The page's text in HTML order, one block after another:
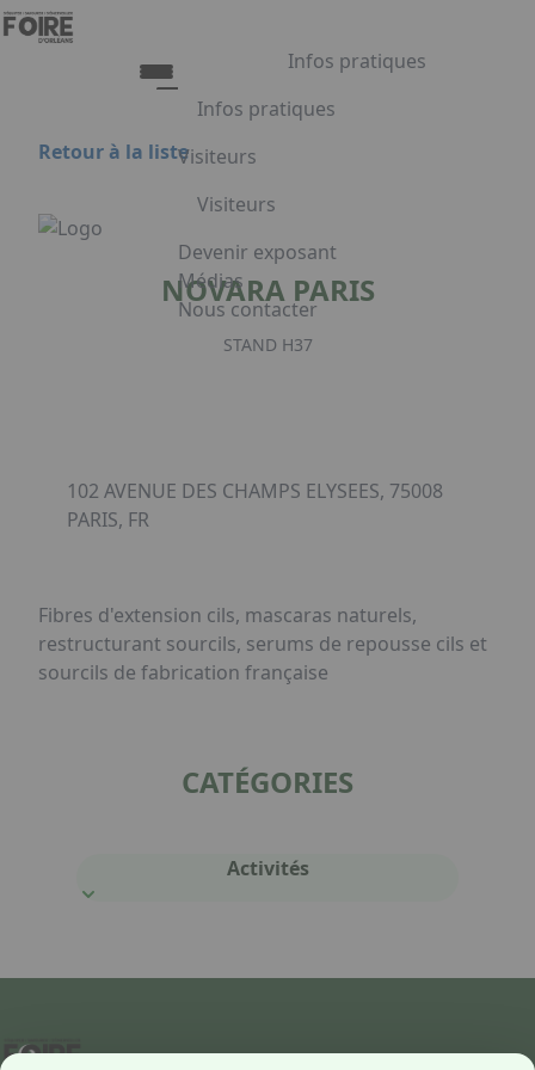
Aller au contenu principal
Infos pratiques
Infos pratiques
Tarifs et Horaires
Restauration
FAQ
Visiteurs
Visiteurs
Liste exposants
Plan du salon
Programme
Embarquement pour Venise
Devenir exposant
Médias
Nous contacter
Appuyez sur Entrée pour ouvrir le
Retour à la liste
NOVARA PARIS
STAND H37
102 AVENUE DES CHAMPS ELYSEES, 75008
PARIS, FR
Fibres d'extension cils, mascaras naturels,
restructurant sourcils, serums de repousse cils et
sourcils de fabrication française
CATÉGORIES
Activités
Panneau de gestion des cookies